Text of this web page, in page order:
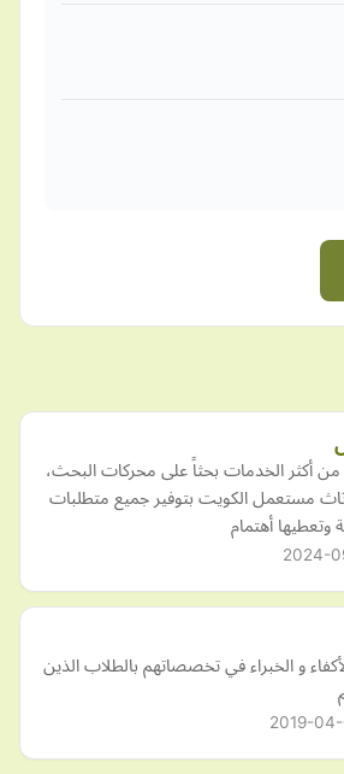
أكثر الخدمات بحثاً على محركات البحث،
مستعمل الكويت بتوفير جميع متطلبات
وتعطيها أهتمام
2024-
و الخبراء في تخصصاتهم بالطلاب الذين
2019-